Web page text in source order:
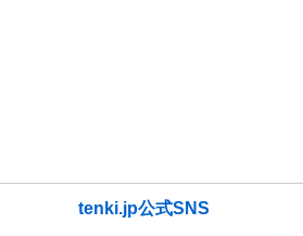
tenki.jp公式SNS